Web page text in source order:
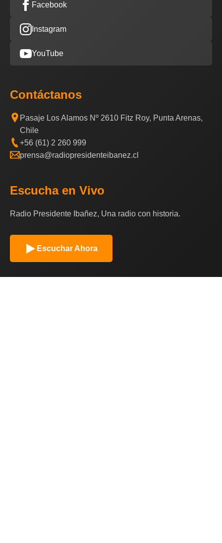
Facebook
Instagram
YouTube
Contáctanos
Pasaje Los Alamos Nº 2610 Fitz Roy, Punta Arenas,
Chile
+56 (61) 2 260 999
prensa@radiopresidenteibanez.cl
Escucha en Vivo
Radio Presidente Ibañez, Una radio con historia.
Escuchar Ahora